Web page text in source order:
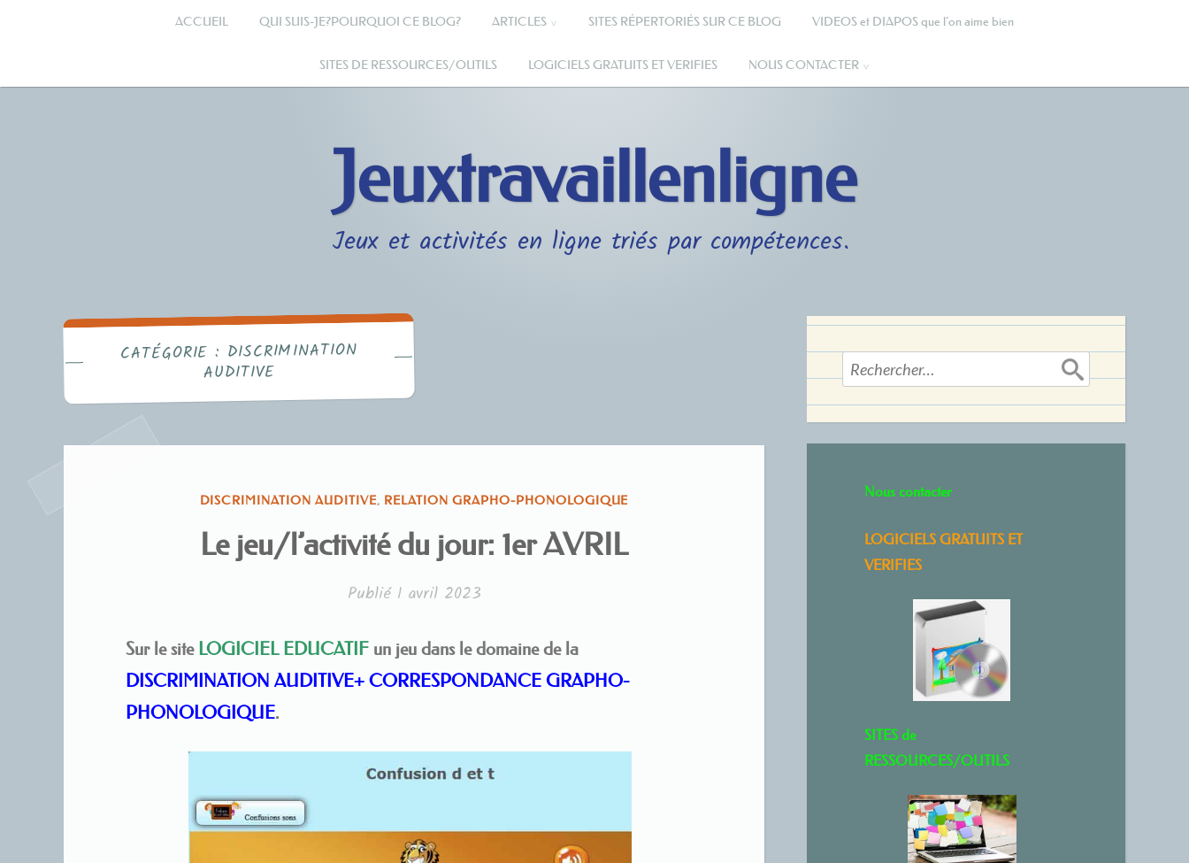
ACCUEIL QUI SUIS-JE?POURQUOI CE BLOG? ARTICLES SITES RÉPERTORIÉS SUR CE BLOG VIDEOS et DIAPOS que l’on aime bien
SITES DE RESSOURCES/OUTILS LOGICIELS GRATUITS ET VERIFIES NOUS CONTACTER
Jeuxtravaillenligne
Jeux et activités en ligne triés par compétences.
CATÉGORIE : DISCRIMINATION
AUDITIVE
PUBLIÉ
DISCRIMINATION AUDITIVE, RELATION GRAPHO-PHONOLOGIQUE
Le jeu/l’activité du jour: 1er AVRIL
Publié 1 avril 2023
Sur le site LOGICIEL EDUCATIF un jeu dans le domaine de la
DISCRIMINATION AUDITIVE+ CORRESPONDANCE GRAPHO-
PHONOLOGIQUE.
Rechercher :
Nous contacter
LOGICIELS GRATUITS ET
VERIFIES
SITES de
RESSOURCES/OUTILS